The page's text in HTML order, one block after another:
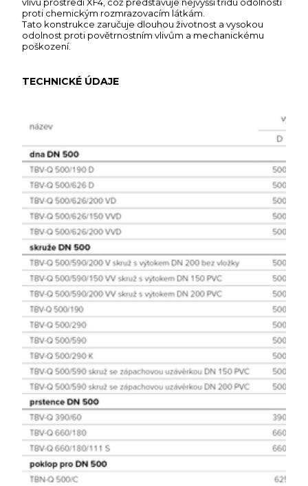
proti chemickým rozmrazovacím látkám.
Tato konstrukce zaručuje dlouhou životnost a vysokou
odolnost proti povětrnostním vlivům a mechanickému
poškození.
TECHNICKÉ ÚDAJE